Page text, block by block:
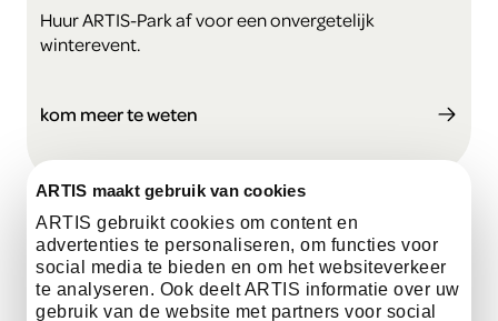
ARTIS maakt gebruik van cookies
ARTIS gebruikt cookies om content en
advertenties te personaliseren, om functies voor
social media te bieden en om het websiteverkeer
te analyseren. Ook deelt ARTIS informatie over uw
gebruik van de website met partners voor social
Huur ARTIS-Park af voor een onvergetelijk
winterevent.
kom meer te weten